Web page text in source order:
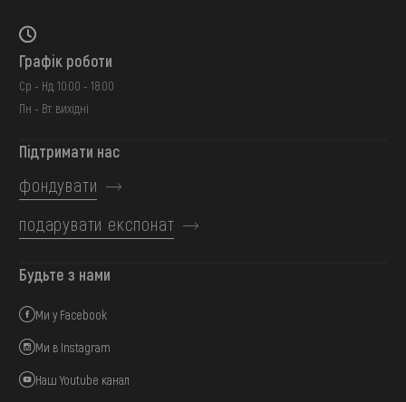
Графік роботи
Ср - Нд: 10:00 - 18:00
Пн - Вт: вихідні
Підтримати нас
фондувати
подарувати експонат
Будьте з нами
Ми у Facebook
Ми в Instagram
Наш Youtube канал